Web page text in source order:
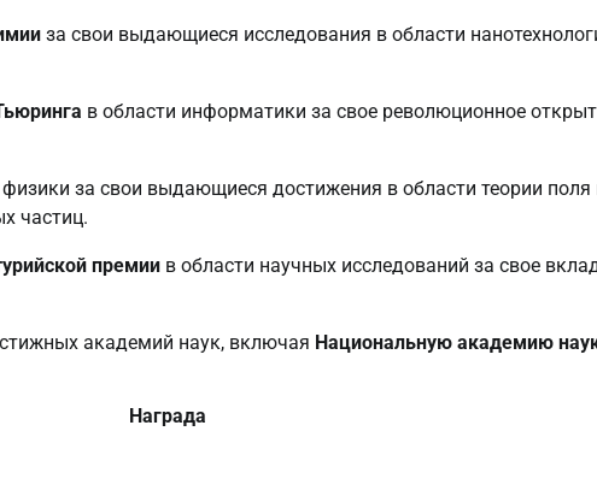
за свои выдающиеся исследования в области
в области информатики за свое революционное
физики за свои выдающиеся достижения в области теории поля
частиц.
премии в области научных исследований за свое
академий наук, включая Национальную академию
Награда